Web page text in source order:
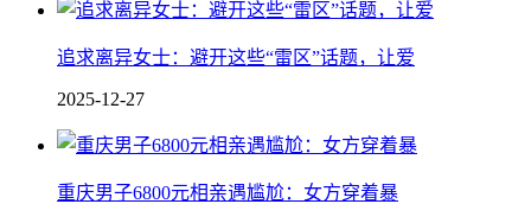
追求离异女士：避开这些“雷区”话题，让爱
2025-12-27
重庆男子6800元相亲遇尴尬：女方穿着暴